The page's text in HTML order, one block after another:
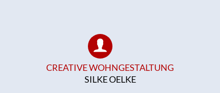
CREATIVE WOHNGESTALTUNG
SILKE OELKE